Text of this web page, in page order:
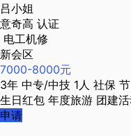
吕小姐
意奇高 认证
电工机修
新会区
7000-8000元
3年 中专/中技 1人 社保
生日红包 年度旅游 团建
申请